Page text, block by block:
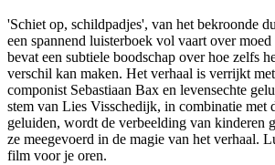
'Schiet op, schildpadjes', van het bekroonde
een spannend luisterboek vol vaart over moed
bevat een subtiele boodschap over hoe zelfs
verschil kan maken. Het verhaal is verrijkt
componist Sebastiaan Bax en levensechte
stem van Lies Visschedijk, in combinatie met
geluiden, wordt de verbeelding van kinderen
ze meegevoerd in de magie van het verhaal.
film voor je oren.